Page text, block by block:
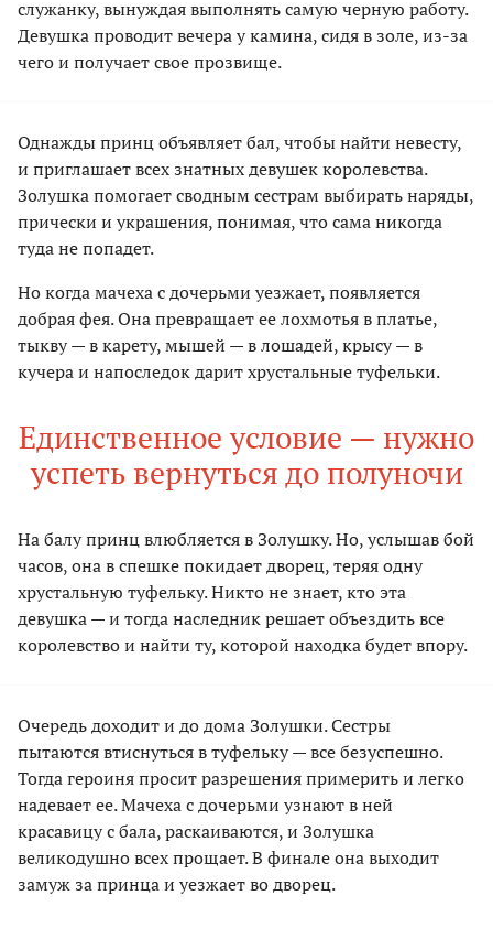
служанку, вынуждая выполнять самую черную работу.
Девушка проводит вечера у камина, сидя в золе, из-за
чего и получает свое прозвище.
Однажды принц объявляет бал, чтобы найти невесту,
и приглашает всех знатных девушек королевства.
Золушка помогает сводным сестрам выбирать наряды,
прически и украшения, понимая, что сама никогда
туда не попадет.
Но когда мачеха с дочерьми уезжает, появляется
добрая фея. Она превращает ее лохмотья в платье,
тыкву — в карету, мышей — в лошадей, крысу — в
кучера и напоследок дарит хрустальные туфельки.
Единственное условие — нужно
успеть вернуться до полуночи
На балу принц влюбляется в Золушку. Но, услышав бой
часов, она в спешке покидает дворец, теряя одну
хрустальную туфельку. Никто не знает, кто эта
девушка — и тогда наследник решает объездить все
королевство и найти ту, которой находка будет впору.
Очередь доходит и до дома Золушки. Сестры
пытаются втиснуться в туфельку — все безуспешно.
Тогда героиня просит разрешения примерить и легко
надевает ее. Мачеха с дочерьми узнают в ней
красавицу с бала, раскаиваются, и Золушка
великодушно всех прощает. В финале она выходит
замуж за принца и уезжает во дворец.